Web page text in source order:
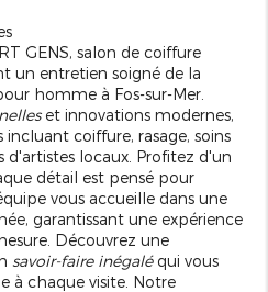
GENS, salon de coiffure
un entretien soigné de la
homme à Fos-sur-Mer.
et innovations modernes,
coiffure, rasage, soins
d'artistes locaux. Profitez d'un
détail est pensé pour
vous accueille dans une
garantissant une expérience
Découvrez une
savoir-faire inégaléqui vous
à chaque visite. Notre